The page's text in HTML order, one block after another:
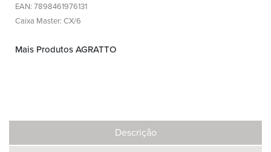
EAN: 7898461976131
Caixa Master: CX/6
Mais Produtos AGRATTO
Descrição